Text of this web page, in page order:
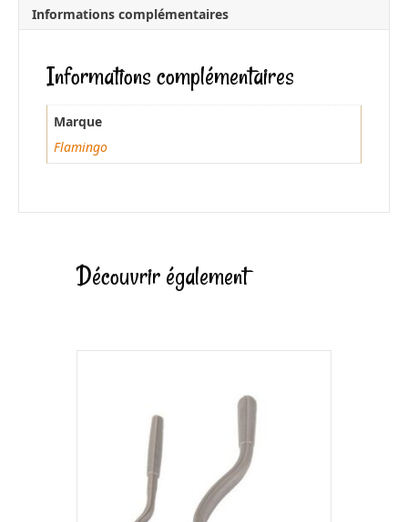
e
b
o
o
k
i
l
Informations complémentaires
Informations complémentaires
Marque
Flamingo
Découvrir également